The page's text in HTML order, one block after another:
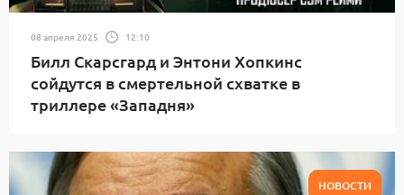
08 апреля 2025 12:10
Билл Скарсгард и Энтони Хопкинс
сойдутся в смертельной схватке в
триллере «Западня»
НОВОСТИ